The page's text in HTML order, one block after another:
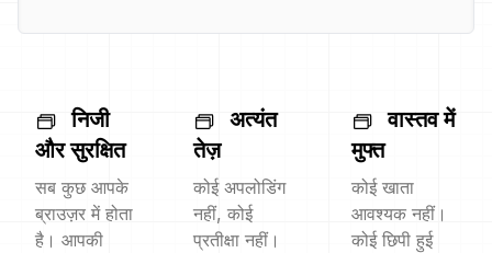
निजी
और सुरक्षित
सब कुछ आपके
ब्राउज़र में होता
है। आपकी
अत्यंत
तेज़
कोई अपलोडिंग
नहीं, कोई
प्रतीक्षा नहीं।
वास्तव में
मुफ्त
कोई खाता
आवश्यक नहीं।
कोई छिपी हुई